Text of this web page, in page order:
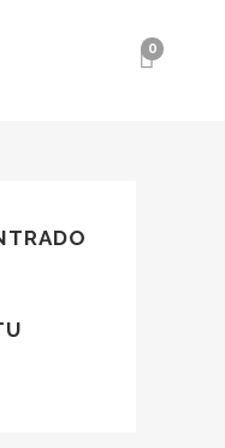
0